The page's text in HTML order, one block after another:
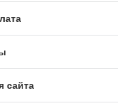
сайта